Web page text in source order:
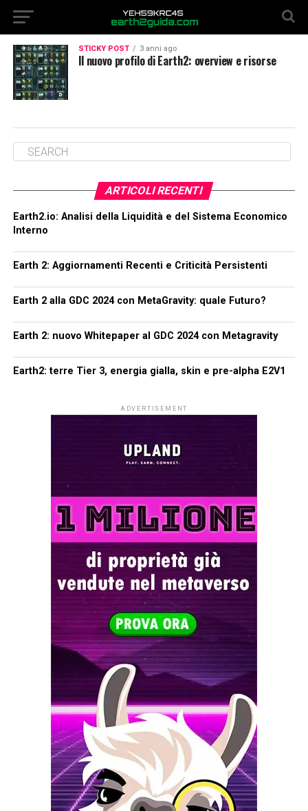
STICKY POST 3 anni ago
Il nuovo profilo di Earth2: overview e risorse
ARTICOLI RECENTI
Earth2.io: Analisi della Liquidità e del Sistema Economico
Interno
Earth 2: Aggiornamenti Recenti e Criticità Persistenti
Earth 2 alla GDC 2024 con MetaGravity: quale Futuro?
Earth 2: nuovo Whitepaper al GDC 2024 con Metagravity
Earth2: terre Tier 3, energia gialla, skin e pre-alpha E2V1
ADVERTISEMENT